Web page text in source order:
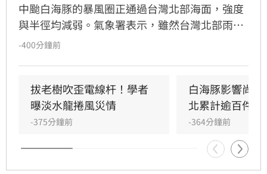
中颱白海豚的暴風圈正通過台灣北部海面，強度
與半徑均減弱。氣象署表示，雖然台灣北部雨勢
將逐漸趨緩，但馬祖地區傍晚至晚間仍面臨劇烈
（10）日中南部地區仍有斷斷續續陣雨，南部山
區與大台北地區須提防局部大雨。
-400分鐘前
拔老樹吹歪電線杆！學者
曝淡水龍捲風災情
-375分鐘前
白海豚影響尚
北累計逾百件災
-364分鐘前